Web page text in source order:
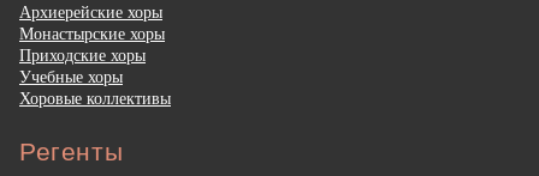
Архиерейские хоры
Монастырские хоры
Приходские хоры
Учебные хоры
Хоровые коллективы
Регенты